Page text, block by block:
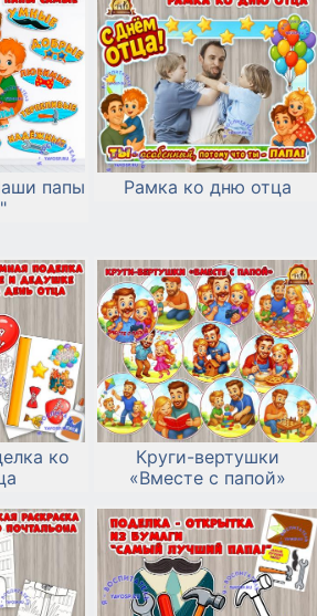
папы
Рамка ко дню отца
ко
Круги-вертушки
«Вместе с папой»